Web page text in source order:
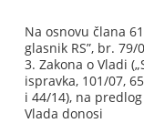
Na osnovu člana
glasnik RS”, br.
3. Zakona o Vladi
ispravka, 101/07,
i 44/14), na
Vlada donosi